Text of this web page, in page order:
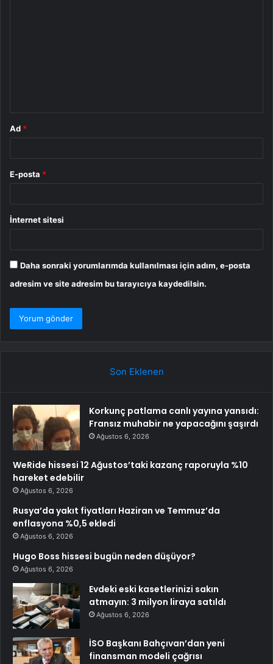
Ad *
E-posta *
İnternet sitesi
Daha sonraki yorumlarımda kullanılması için adım, e-posta
adresim ve site adresim bu tarayıcıya kaydedilsin.
Son Eklenen
Korkunç patlama canlı yayına yansıdı:
Fransız muhabir ne yapacağını şaşırdı
Ağustos 6, 2026
WeRide hissesi 12 Ağustos’taki kazanç raporuyla %10
hareket edebilir
Ağustos 6, 2026
Rusya’da yakıt fiyatları Haziran ve Temmuz’da
enflasyona %0,5 ekledi
Ağustos 6, 2026
Hugo Boss hissesi bugün neden düşüyor?
Ağustos 6, 2026
Evdeki eski kasetlerinizi sakın
atmayın: 3 milyon liraya satıldı
Ağustos 6, 2026
İSO Başkanı Bahçıvan’dan yeni
finansman modeli çağrısı